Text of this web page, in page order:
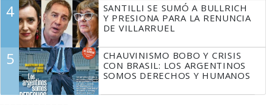
4
SANTILLI SE SUMÓ A BULLRICH
Y PRESIONA PARA LA RENUNCIA
DE VILLARRUEL
5
CHAUVINISMO BOBO Y CRISIS
CON BRASIL: LOS ARGENTINOS
SOMOS DERECHOS Y HUMANOS